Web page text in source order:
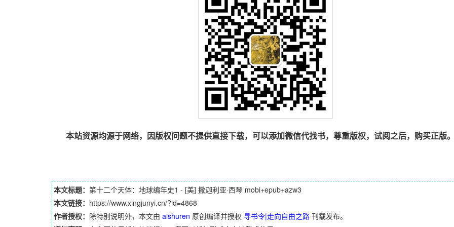
本站资源均源于网络，因版权问题不提供直接下载，可以添加微信代找书，尊重版权，试阅之后，购买正版
本文标题： 第十二个天体：地球编年史1 - [美] 撒迦利亚·西琴 mobi+epub+azw3
本文链接： https://www.xingjunyi.cn/?id=4868
作者授权： 除特别说明外，本文由 aishuren 原创编译并授权 寻书令|走向自由之路 刊载发布。